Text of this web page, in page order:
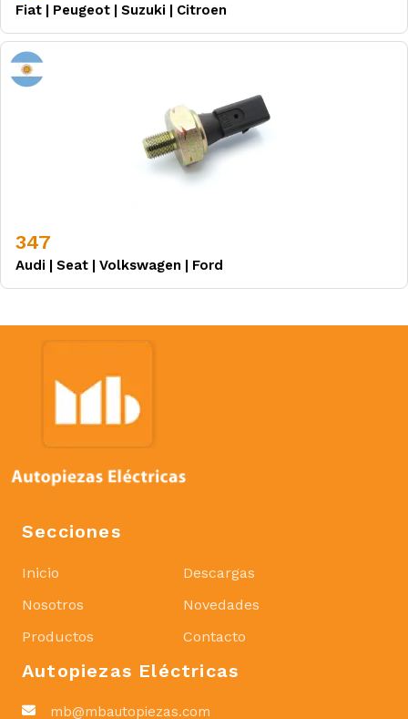
Fiat | Peugeot | Suzuki | Citroen
347
Audi | Seat | Volkswagen | Ford
Secciones
Inicio
Nosotros
Productos
Descargas
Novedades
Contacto
Autopiezas Eléctricas
mb@mbautopiezas.com